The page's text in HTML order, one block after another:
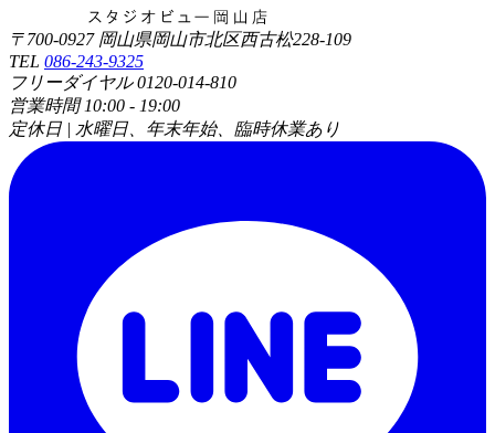
〒700-0927 岡山県岡山市北区西古松228-109
TEL 086-243-9325
フリーダイヤル 0120-014-810
営業時間 10:00 - 19:00
定休日 | 水曜日、年末年始、臨時休業あり